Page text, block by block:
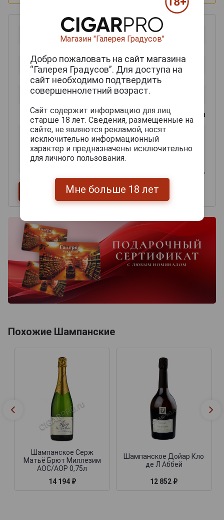
0из 2000 знаков
Похожие Шампанские
Шампанское Серж
Матьё Брют Миллезим
АОС/АОР 0,75л
14 194 ₽
Шампанское Дойар Кло
де Л Аббей
12 852 ₽
Магазин "Галерея Градусов"
Добро пожаловать на сайт магазина
“Галерея Градусов”. Для доступа на
сайт необходимо подтвердить
совершеннолетний возраст.
Сайт содержит информацию для лиц
старше 18 лет. Сведения, размещенные на
сайте, не являются рекламой, носят
исключительно информационный
характер и предназначены исключительно
для личного пользования.
Мне больше 18 лет